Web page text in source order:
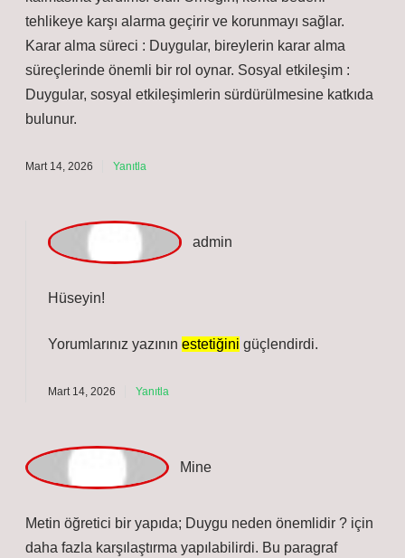
Duygular, bireyin güvenliğini sağlayarak hayatta
kalmasına yardımcı olur. Örneğin, korku bedeni
tehlikeye karşı alarma geçirir ve korunmayı sağlar.
Karar alma süreci : Duygular, bireylerin karar alma
süreçlerinde önemli bir rol oynar. Sosyal etkileşim :
bulunur.
Hüseyin!
Mart 14, 2026 Yanıtla